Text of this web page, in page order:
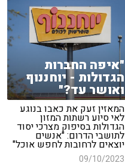
"איפה החברות
הגדולות - יוחננוף
ואושר עד?"
המאזין זעק את כאבו בנוגע
לאי סיוע רשתות המזון
הגדולות בסיפוק מצרכי יסוד
לתושבי הדרום: "אנשים
יוצאים לרחובות לחפש אוכל"
09/10/2023